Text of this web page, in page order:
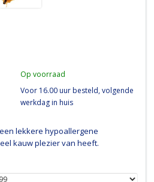
Op voorraad
Voor 16.00 uur besteld, volgende
werkdag in huis
lekkere hypoallergene
kauw plezier van heeft.